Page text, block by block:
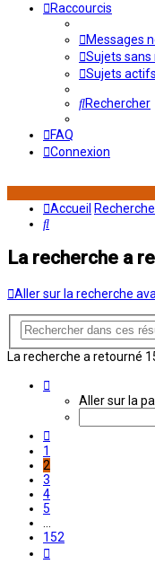
Raccourcis
Messages
Sujets sans
Sujets actifs
Rechercher
FAQ
Connexion
Accueil
Rechercher
La recherche a
Aller sur la recherche
La recherche a retourné
sur
Aller sur la
1
2
3
4
5
…
152